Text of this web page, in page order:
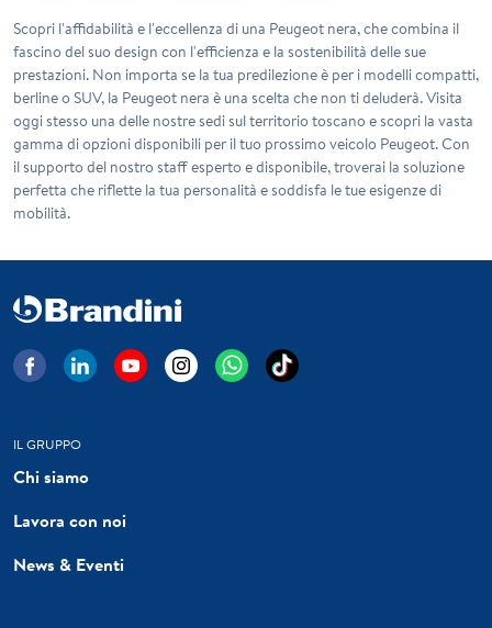
Scopri l'affidabilità e l'eccellenza di una Peugeot nera, che combina il
fascino del suo design con l'efficienza e la sostenibilità delle sue
prestazioni. Non importa se la tua predilezione è per i modelli compatti,
berline o SUV, la Peugeot nera è una scelta che non ti deluderà. Visita
oggi stesso una delle nostre sedi sul territorio toscano e scopri la vasta
gamma di opzioni disponibili per il tuo prossimo veicolo Peugeot. Con
il supporto del nostro staff esperto e disponibile, troverai la soluzione
perfetta che riflette la tua personalità e soddisfa le tue esigenze di
mobilità.
IL GRUPPO
Chi siamo
Lavora con noi
News & Eventi